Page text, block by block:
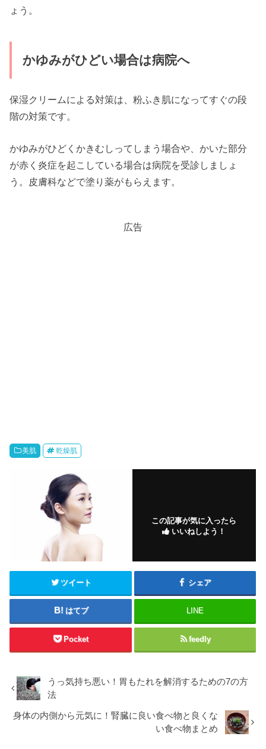
ょう。
かゆみがひどい場合は病院へ
保湿クリームによる対策は、粉ふき肌になってすぐの段
階の対策です。
かゆみがひどくかきむしってしまう場合や、かいた部分
が赤く炎症を起こしている場合は病院を受診しましょ
う。皮膚科などで塗り薬がもらえます。
広告
美肌 乾燥肌
この記事が気に入ったら
いいねしよう！
ツイート シェア
はてブ LINE
Pocket feedly
うっ気持ち悪い！胃もたれを解消するための7の方
法
身体の内側から元気に！腎臓に良い食べ物と良くな
い食べ物まとめ